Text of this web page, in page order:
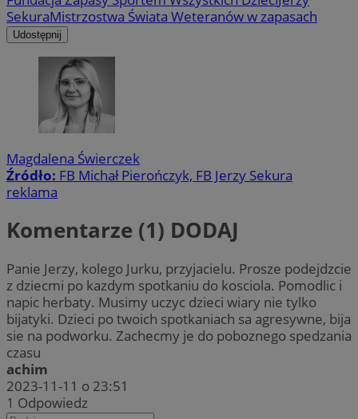
SekuraMistrzostwa Świata Weteranów w zapasach
Udostępnij
Magdalena Świerczek
Źródło: FB Michał Pierończyk, FB Jerzy Sekura
reklama
Komentarze (1) DODAJ
Panie Jerzy, kolego Jurku, przyjacielu. Prosze podejdzcie
z dziecmi po kazdym spotkaniu do kosciola. Pomodlic i
napic herbaty. Musimy uczyc dzieci wiary nie tylko
bijatyki. Dzieci po twoich spotkaniach sa agresywne, bija
sie na podworku. Zachecmy je do poboznego spedzania
czasu
achim
2023-11-11 o 23:51
1 Odpowiedz